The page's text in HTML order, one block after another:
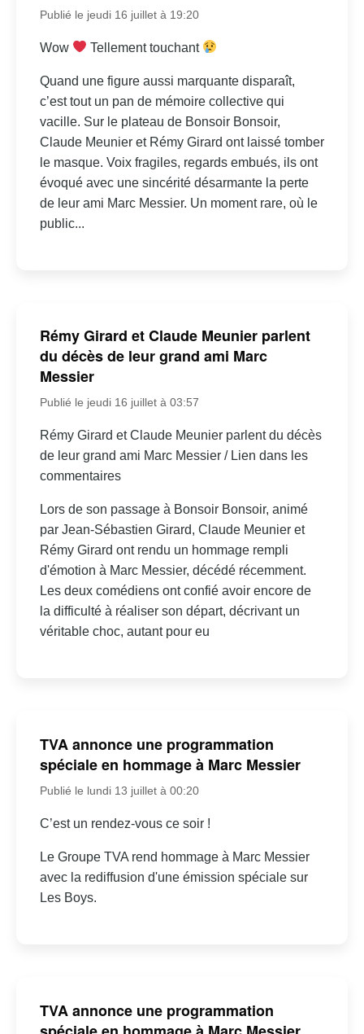
Publié le jeudi 16 juillet à 19:20
Wow Tellement touchant
Quand une figure aussi marquante disparaît,
c’est tout un pan de mémoire collective qui
vacille. Sur le plateau de Bonsoir Bonsoir,
Claude Meunier et Rémy Girard ont laissé tomber
le masque. Voix fragiles, regards embués, ils ont
évoqué avec une sincérité désarmante la perte
de leur ami Marc Messier. Un moment rare, où le
public...
Rémy Girard et Claude Meunier parlent
du décès de leur grand ami Marc
Messier
Publié le jeudi 16 juillet à 03:57
Rémy Girard et Claude Meunier parlent du décès
de leur grand ami Marc Messier / Lien dans les
commentaires
Lors de son passage à Bonsoir Bonsoir, animé
par Jean-Sébastien Girard, Claude Meunier et
Rémy Girard ont rendu un hommage rempli
d'émotion à Marc Messier, décédé récemment.
Les deux comédiens ont confié avoir encore de
la difficulté à réaliser son départ, décrivant un
véritable choc, autant pour eu
TVA annonce une programmation
spéciale en hommage à Marc Messier
Publié le lundi 13 juillet à 00:20
C’est un rendez-vous ce soir !
Le Groupe TVA rend hommage à Marc Messier
avec la rediffusion d'une émission spéciale sur
Les Boys.
TVA annonce une programmation